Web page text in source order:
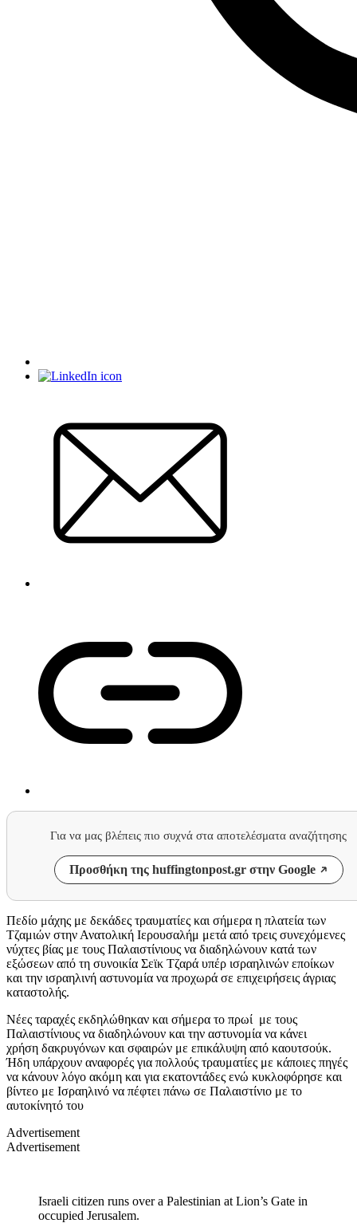
Για να μας βλέπεις πιο συχνά στα αποτελέσματα αναζήτησης
Προσθήκη της huffingtonpost.gr στην Google
Πεδίο μάχης με δεκάδες τραυματίες και σήμερα η πλατεία των
Τζαμιών στην Ανατολική Ιερουσαλήμ μετά από τρεις συνεχόμενες
νύχτες βίας με τους Παλαιστίνιους να διαδηλώνουν κατά των
εξώσεων από τη συνοικία Σεϊκ Τζαρά υπέρ ισραηλινών εποίκων
και την ισραηλινή αστυνομία να προχωρά σε επιχειρήσεις άγριας
καταστολής.
Νέες ταραχές εκδηλώθηκαν και σήμερα το πρωί με τους
Παλαιστίνιους να διαδηλώνουν και την αστυνομία να κάνει
χρήση δακρυγόνων και σφαιρών με επικάλυψη από καουτσούκ.
Ήδη υπάρχουν αναφορές για πολλούς τραυματίες με κάποιες πηγές
να κάνουν λόγο ακόμη και για εκατοντάδες ενώ κυκλοφόρησε και
βίντεο με Ισραηλινό να πέφτει πάνω σε Παλαιστίνιο με το
αυτοκίνητό του
Advertisement
Advertisement
Israeli citizen runs over a Palestinian at Lion’s Gate in
occupied Jerusalem.